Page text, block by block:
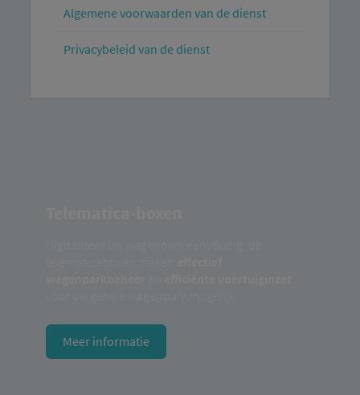
Algemene voorwaarden van de dienst
Privacybeleid van de dienst
Meer informatie